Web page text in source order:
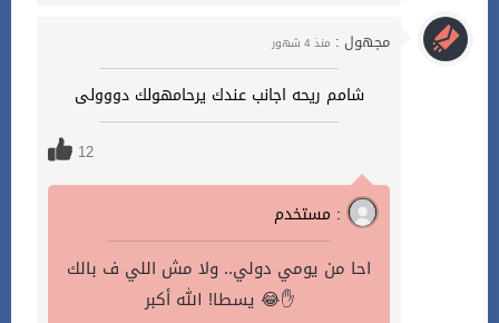
مجهول : منذ 4 شهور
شامم ريحه اجانب عندك يرحامهولك دووولى
12
مستخدم :
احا من يومي دولي.. ولا مش اللي ف بالك
يسطا! الله أكبر 😂✋